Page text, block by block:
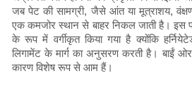
जब पेट की सामग्री, जैसे आंत या मूत्राशय,
एक कमजोर स्थान से बाहर निकल जाती है। इस
के रूप में वर्गीकृत किया गया है क्योंकि
लिगामेंट के मार्ग का अनुसरण करती है। बाईं ओर
कारण विशेष रूप से आम हैं।